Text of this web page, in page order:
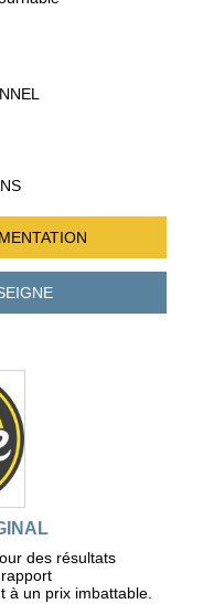
des résultats
à un prix imbattable.